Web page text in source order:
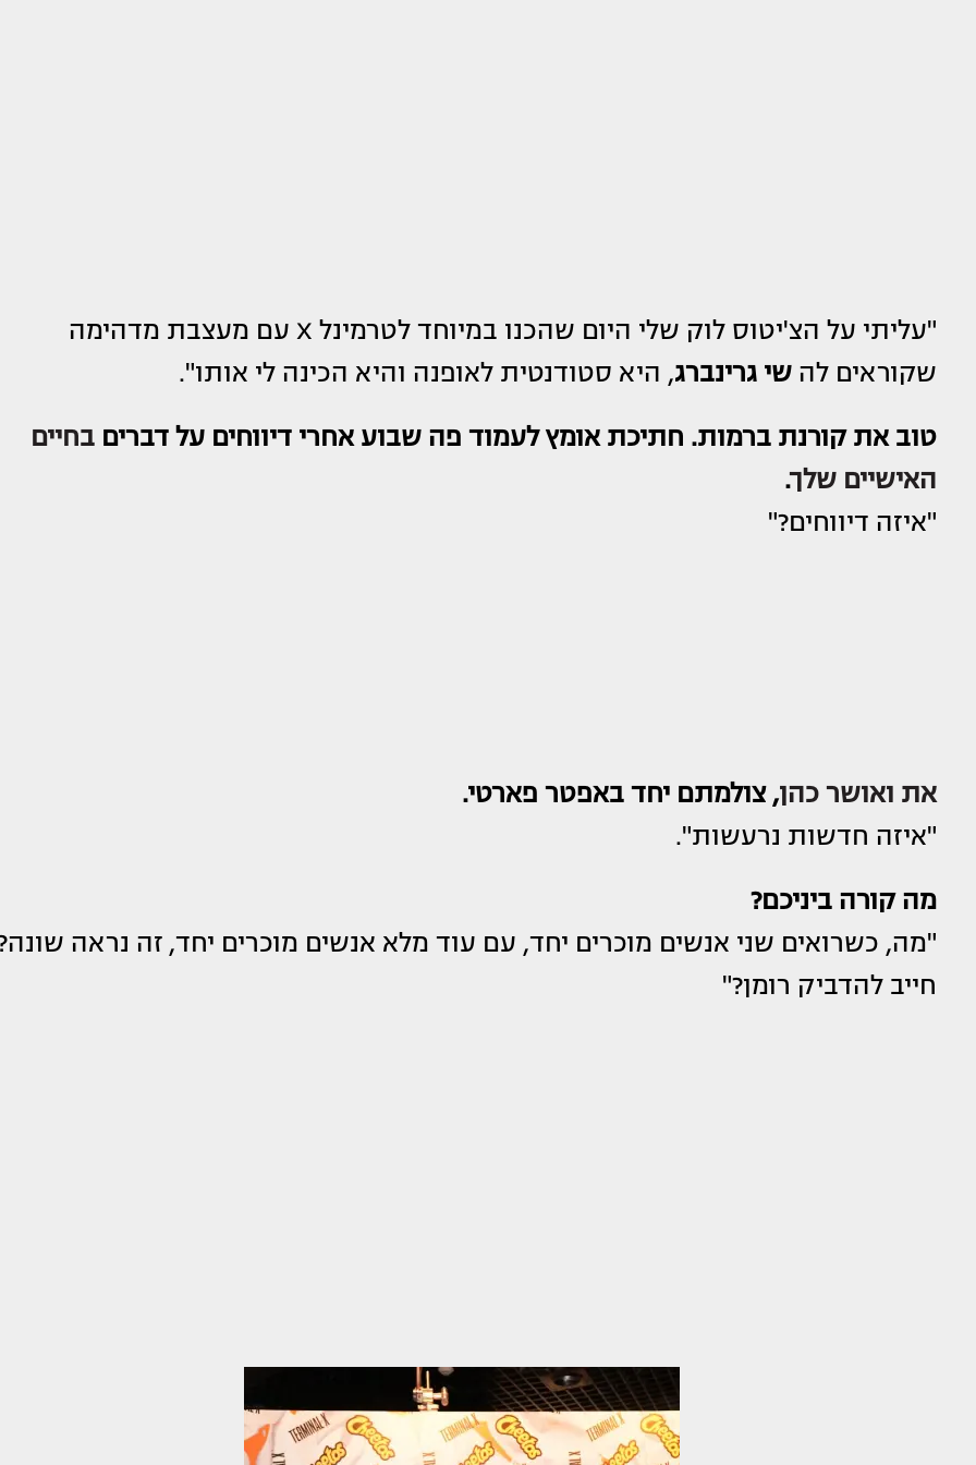
"עליתי על הצ'יטוס לוק שלי היום שהכנו במיוחד לטרמינל X עם מעצבת מדהימה
שקוראים להשי גרינברג, היא סטודנטית לאופנה והיא הכינה לי אותו".
טוב את קורנת ברמות. חתיכת אומץ לעמוד פה שבוע אחרי דיווחים על דבריםבחיים
האישיים שלך.
"איזה דיווחים?"
את ואושר כהן, צולמתם יחד באפטר פארטי.
"איזה חדשות נרעשות".
מה קורה ביניכם?
"מה, כשרואים שני אנשים מוכרים יחד, עם עוד מלא אנשים מוכרים יחד, זה נראה
חייב להדביק רומן?"